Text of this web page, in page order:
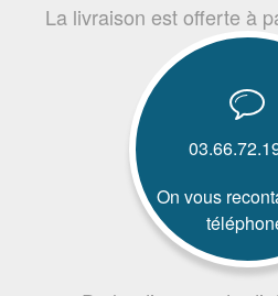
La livraison est offerte à
On vous